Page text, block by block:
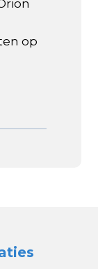
op